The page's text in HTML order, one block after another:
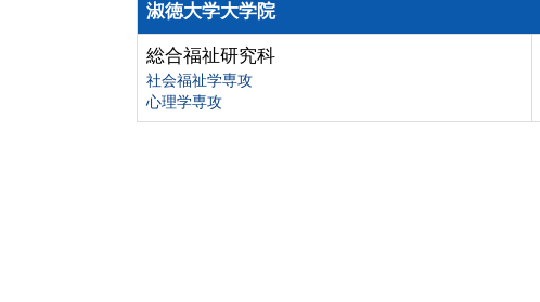
淑徳大学大学院
総合福祉研究科
社会福祉学専攻
心理学専攻